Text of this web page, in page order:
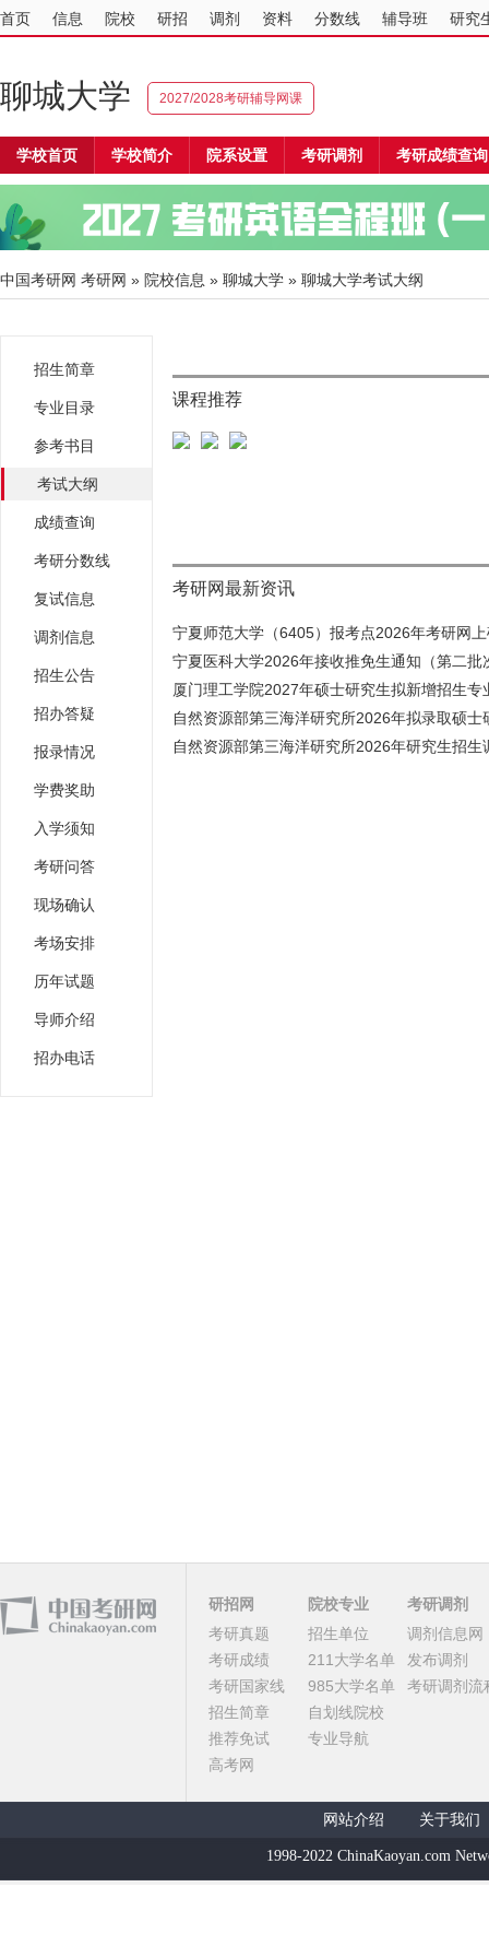
首页 信息 院校 研招 调剂 资料 分数线 辅导班 研究
聊城大学 2027/2028考研辅导网课
学校首页 学校简介 院系设置 考研调剂 考研成绩查询
中国考研网 考研网 » 院校信息 » 聊城大学 » 聊城大学考试大纲
招生简章
专业目录
参考书目
考试大纲
成绩查询
考研分数线
复试信息
调剂信息
招生公告
招办答疑
报录情况
学费奖助
入学须知
考研问答
现场确认
考场安排
历年试题
导师介绍
招办电话
课程推荐
考研网最新资讯
宁夏师范大学（6405）报考点2026年考研网
宁夏医科大学2026年接收推免生通知（第二批
厦门理工学院2027年硕士研究生拟新增招生专
自然资源部第三海洋研究所2026年拟录取硕士
自然资源部第三海洋研究所2026年研究生招生
研招网
考研真题
考研成绩
考研国家线
招生简章
推荐免试
高考网
院校专业
招生单位
211大学名单
985大学名单
自划线院校
专业导航
考研调剂
调剂信息网
发布调剂
考研调剂流
网站介绍 关于我们
1998-2022 ChinaKaoyan.com